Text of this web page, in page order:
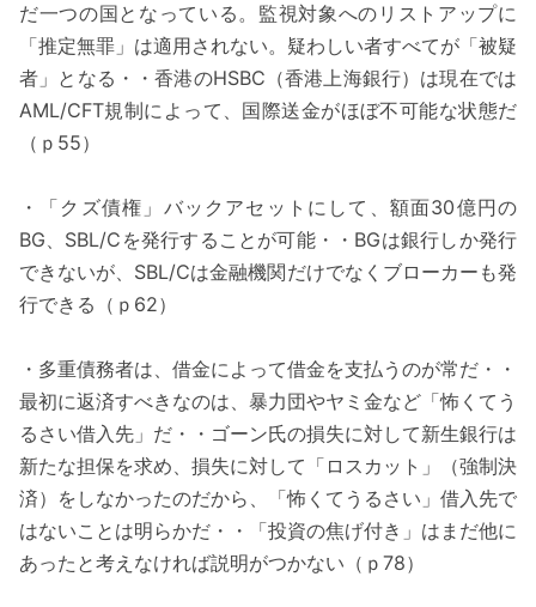
だ一つの国となっている。監視対象へのリストアップに
「推定無罪」は適用されない。疑わしい者すべてが「被疑
者」となる・・香港のHSBC（香港上海銀行）は現在では
AML/CFT規制によって、国際送金がほぼ不可能な状態だ
（ｐ55）
・「クズ債権」バックアセットにして、額面30億円の
BG、SBL/Cを発行することが可能・・BGは銀行しか発行
できないが、SBL/Cは金融機関だけでなくブローカーも発
行できる（ｐ62）
・多重債務者は、借金によって借金を支払うのが常だ・・
最初に返済すべきなのは、暴力団やヤミ金など「怖くてう
るさい借入先」だ・・ゴーン氏の損失に対して新生銀行は
新たな担保を求め、損失に対して「ロスカット」（強制決
済）をしなかったのだから、「怖くてうるさい」借入先で
はないことは明らかだ・・「投資の焦げ付き」はまだ他に
あったと考えなければ説明がつかない（ｐ78）